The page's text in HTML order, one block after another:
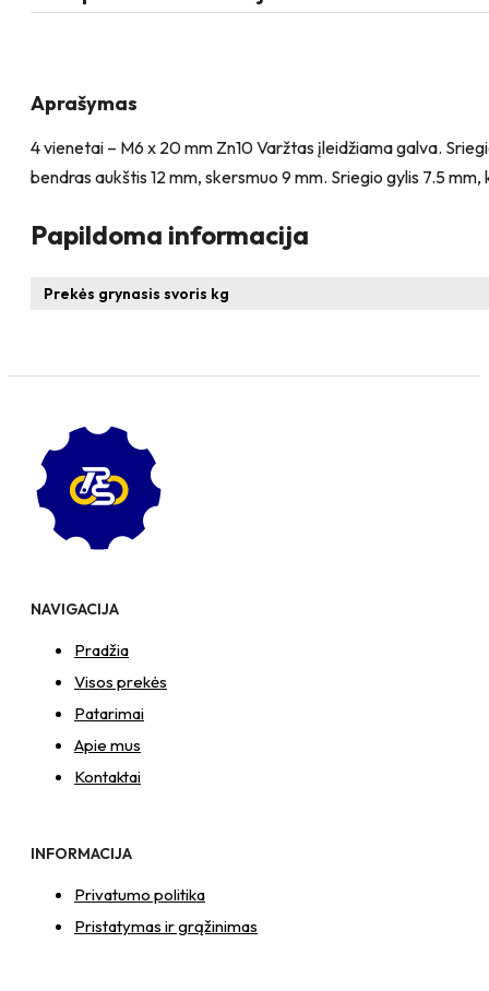
Zn
+
4
vienetai
–
NTM6
10
mm
T-
Aprašymas
4 vienetai – M6 x 20 mm Zn10 Varžtas įleidžiama galva.
bendras aukštis 12 mm, skersmuo 9 mm. Sriegio gylis 7.5
Papildoma informacija
Prekės grynasis svoris kg
NAVIGACIJA
Pradžia
Visos prekės
Patarimai
Apie mus
Kontaktai
INFORMACIJA
Privatumo politika
Pristatymas ir grąžinimas